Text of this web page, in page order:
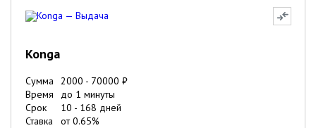
Konga
Сумма 2000 - 70000 ₽
Время
до 1 минуты
Срок
10 - 168 дней
Ставка
от0.65%